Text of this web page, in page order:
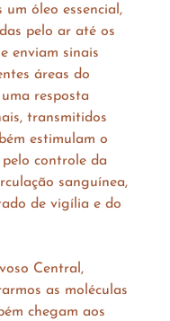
óleo essencial,
pelo ar até os
enviam sinais
áreas do
resposta
transmitidos
estimulam o
controle da
sanguínea,
de vigília e do
Central,
as moléculas
chegam aos